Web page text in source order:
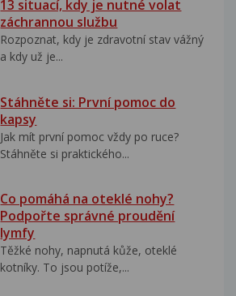
13 situací, kdy je nutné volat
záchrannou službu
Rozpoznat, kdy je zdravotní stav vážný
a kdy už je...
Stáhněte si: První pomoc do
kapsy
Jak mít první pomoc vždy po ruce?
Stáhněte si praktického...
Co pomáhá na oteklé nohy?
Podpořte správné proudění
lymfy
Těžké nohy, napnutá kůže, oteklé
kotníky. To jsou potíže,...